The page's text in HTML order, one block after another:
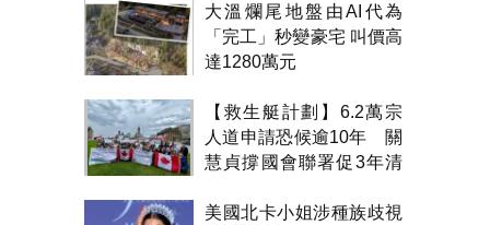
大溫爛尾地盤由AI代為
「完工」秒變豪宅 叫價高
達1280萬元
【救生艇計劃】6.2萬宗
人道申請恐候逾10年 關
慧貞撐國會聯署促3年清
美國北卡小姐涉種族歧視